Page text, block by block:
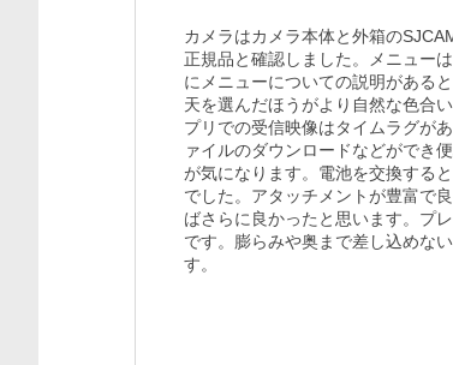
カメラはカメラ本体と外箱の
正規品と確認しました。メニュー
にメニューについての説明がある
天を選んだほうがより自然な色合
プリでの受信映像はタイムラグが
ァイルのダウンロードなどができ
が気になります。電池を交換する
でした。アタッチメントが豊富で
ばさらに良かったと思います。プ
です。膨らみや奥まで差し込めな
す。